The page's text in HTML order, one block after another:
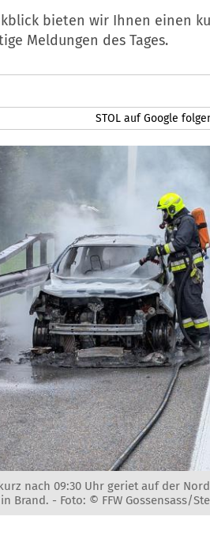
bieten wir Ihnen einen
Meldungen des Tages.
STOL auf Google
nach 09:30 Uhr geriet auf der
Brand. - Foto: © FFW Gossensass/